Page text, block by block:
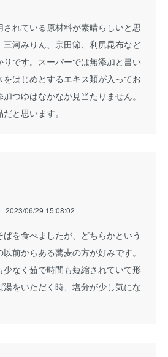
れている原材料が素晴らしいと思
三河みりん、宗田節、利尻昆布など
です。スーパーでは無添加と書い
はじめとするエキス類が入ってお
つゆはなかなか見当たりません。
と思います。
2023/06/29 15:08:02
を食べましたが、どちらかという
前からある蕎麦の方が好みです。
少なく茹で時間も短縮されていて形
をいただく時、塩分が少し気にな